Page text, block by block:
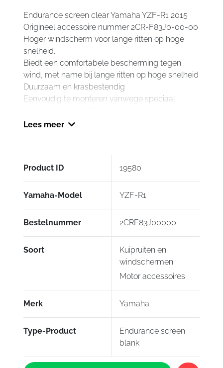
Endurance screen clear Yamaha YZF-R1 2015
Origineel accessoire nummer 2CR-F83J0-00-00
Hoger windscherm voor lange ritten op hoge
snelheid.
Biedt een comfortabele bescherming tegen
wind, met name bij lange ritten op hoge snelheid
Duurzaam en krasbestendig
Eenvoudig te monteren vanwege speciaal
Voorzien van zijdegedrukt R1-logo
Lees meer
Product ID 19580
Yamaha-Model YZF-R1
Bestelnummer 2CRF83J00000
Soort
Kuipruiten en
windschermen
Motor accessoires
Merk Yamaha
Type-Product
Endurance screen
blank
Yamaha